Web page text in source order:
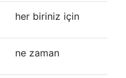
her biriniz için
ne zaman